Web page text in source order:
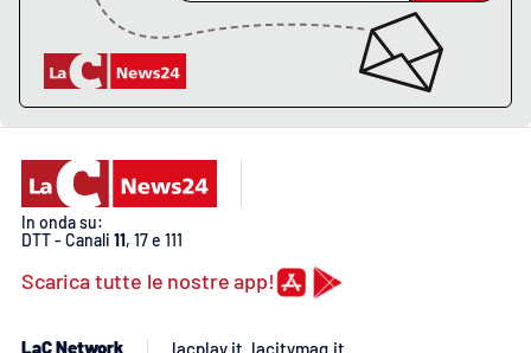
In onda su:
DTT - Canali 11, 17 e 111
Scarica tutte le nostre app!
LaC Network lacplay.it lacitymag.it